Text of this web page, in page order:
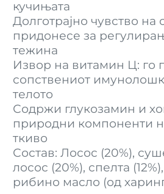
кучињата
Долготрајно чувство на
придонесе за
тежина
Извор на витамин Ц: го
сопствениот
телото
Содржи глукозамин и
природни компоненти
ткиво
Состав: Лосос (20%),
лосос (20%), спелта
рибино масло (од